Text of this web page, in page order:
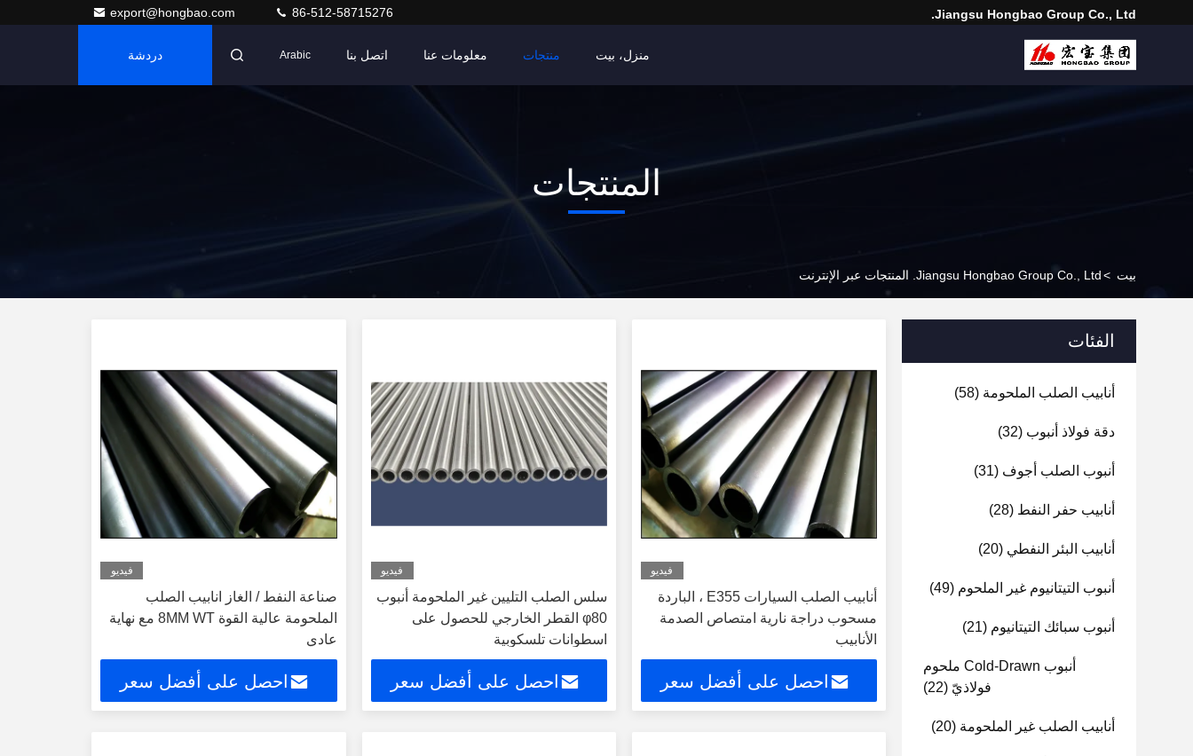
Jiangsu Hongbao Group Co., Ltd.
export@hongbao.com 86-512-58715276
منزل، بيت منتجات معلومات عنا اتصل بنا Arabic دردشة
المنتجات
بيت >Jiangsu Hongbao Group Co., Ltd. المنتجات عبر الإنترنت
الفئات
أنابيب الصلب الملحومة (58)
دقة فولاذ أنبوب (32)
أنبوب الصلب أجوف (31)
أنابيب حفر النفط (28)
أنابيب البئر النفطي (20)
أنبوب التيتانيوم غير الملحوم (49)
أنبوب سبائك التيتانيوم (21)
أنبوب Cold-Drawn ملحوم
فولاذيّ (22)
أنابيب الصلب غير الملحومة (20)
فيديو
أنابيب الصلب السيارات E355 ، الباردة
مسحوب دراجة نارية امتصاص الصدمة
الأنابيب
احصل على أفضل سعر
فيديو
سلس الصلب التليين غير الملحومة أنبوب
φ80 القطر الخارجي للحصول على
اسطوانات تلسكوبية
احصل على أفضل سعر
فيديو
صناعة النفط / الغاز انابيب الصلب
الملحومة عالية القوة 8MM WT مع نهاية
عادي
احصل على أفضل سعر